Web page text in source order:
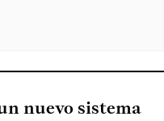
nuevo sistema